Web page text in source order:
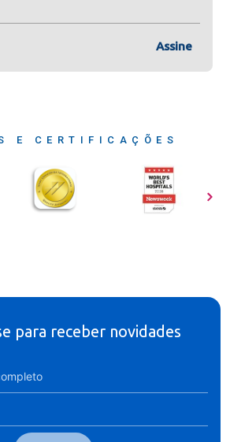
Assine
E CERTIFICAÇÕES
para receber novidades